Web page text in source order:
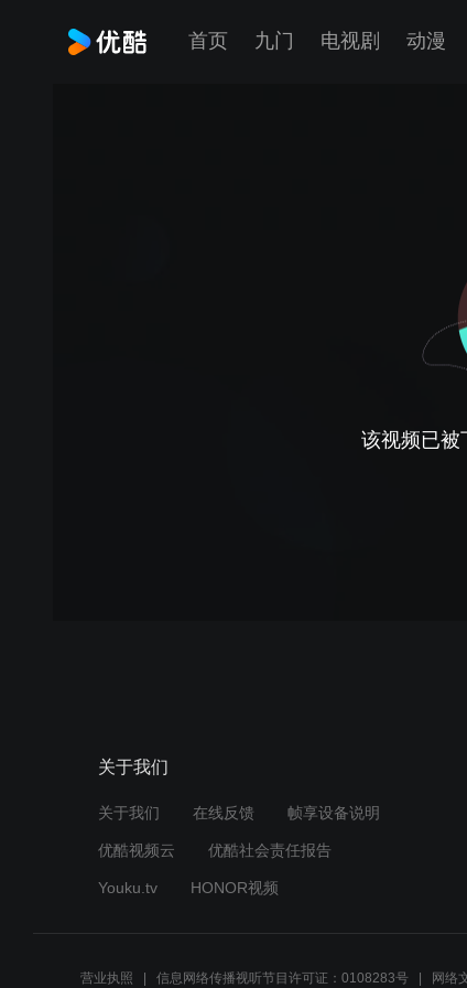
首页 九门 电视剧 动漫
该视频已被
关于我们
关于我们 在线反馈 帧享设备说明
优酷视频云 优酷社会责任报告
Youku.tv HONOR视频
营业执照 信息网络传播视听节目许可证：0108283号 网络